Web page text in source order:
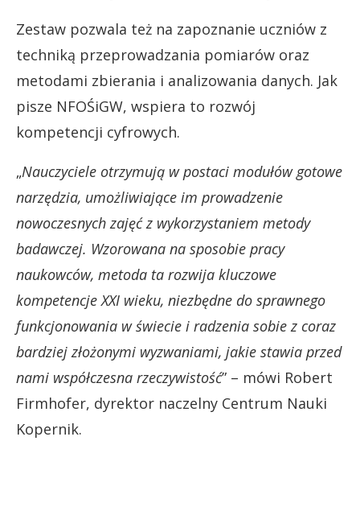
Zestaw pozwala też na zapoznanie uczniów z
techniką przeprowadzania pomiarów oraz
metodami zbierania i analizowania danych. Jak
pisze NFOŚiGW, wspiera to rozwój
kompetencji cyfrowych.
„Nauczyciele otrzymują w postaci modułów gotowe
narzędzia, umożliwiające im prowadzenie
nowoczesnych zajęć z wykorzystaniem metody
badawczej. Wzorowana na sposobie pracy
naukowców, metoda ta rozwija kluczowe
kompetencje XXI wieku, niezbędne do sprawnego
funkcjonowania w świecie i radzenia sobie z coraz
bardziej złożonymi wyzwaniami, jakie stawia przed
nami współczesna rzeczywistość” – mówi Robert
Firmhofer, dyrektor naczelny Centrum Nauki
Kopernik.